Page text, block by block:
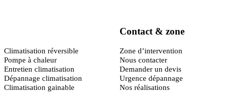
Climatisation réversible
Pompe à chaleur
Entretien climatisation
Dépannage climatisation
Climatisation gainable
Contact & zone
Zone d’intervention
Nous contacter
Demander un devis
Urgence dépannage
Nos réalisations